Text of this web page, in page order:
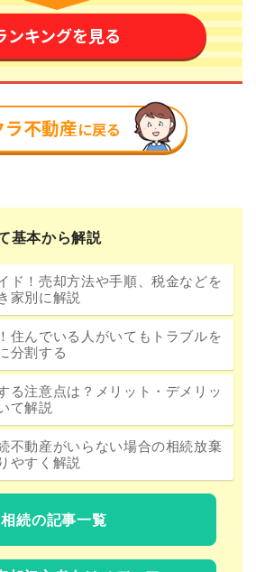
基本から解説
ド！売却方法や手順、税金などを
家別に解説
住んでいる人がいてもトラブルを
分割する
る注意点は？メリット・デメリッ
て解説
不動産がいらない場合の相続放棄
やすく解説
相続の記事一覧